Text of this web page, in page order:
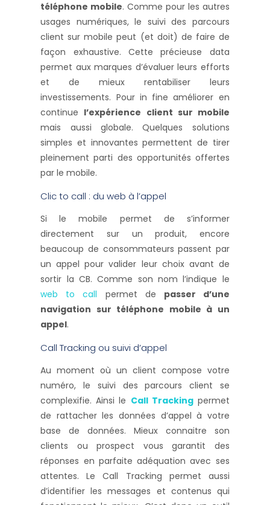
téléphone mobile. Comme pour les autres
usages numériques, le suivi des parcours
client sur mobile peut (et doit) de faire de
façon exhaustive. Cette précieuse data
permet aux marques d’évaluer leurs efforts
et de mieux rentabiliser leurs
investissements. Pour in fine améliorer en
continue l’expérience client sur mobile
mais aussi globale. Quelques solutions
simples et innovantes permettent de tirer
pleinement parti des opportunités offertes
par le mobile.
Clic to call : du web à l’appel
Si le mobile permet de s’informer
directement sur un produit, encore
beaucoup de consommateurs passent par
un appel pour valider leur choix avant de
sortir la CB. Comme son nom l’indique le
web to call permet de passer d’une
navigation sur téléphone mobile à un
appel.
Call Tracking ou suivi d’appel
Au moment où un client compose votre
numéro, le suivi des parcours client se
complexifie. Ainsi le Call Trackingpermet
de rattacher les données d’appel à votre
base de données. Mieux connaitre son
clients ou prospect vous garantit des
réponses en parfaite adéquation avec ses
attentes. Le Call Tracking permet aussi
d’identifier les messages et contenus qui